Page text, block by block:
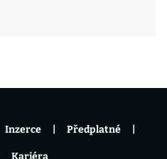
Inzerce Předplatné
Kariéra